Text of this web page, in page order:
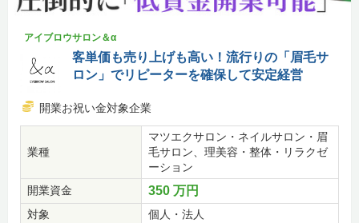
アイブロウサロン＆α
客単価も売り上げも高い！流行りの「眉毛サ
ロン」でリピーターを確保して安定経営
開業お祝い金対象企業
業種
マツエクサロン・ネイルサロン・眉
毛サロン、理美容・整体・リラクゼ
ーション
開業資金
350 万円
対象 個人・法人